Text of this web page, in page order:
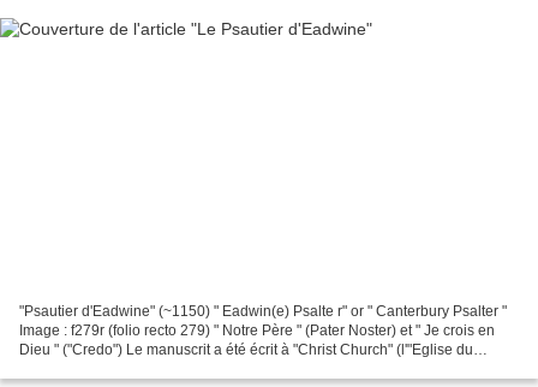
"Psautier d'Eadwine" (~1150) " Eadwin(e) Psalte r" or " Canterbury Psalter "
Image : f279r (folio recto 279) " Notre Père " (Pater Noster) et " Je crois en
Dieu " ("Credo") Le manuscrit a été écrit à "Christ Church" (l'"Eglise du